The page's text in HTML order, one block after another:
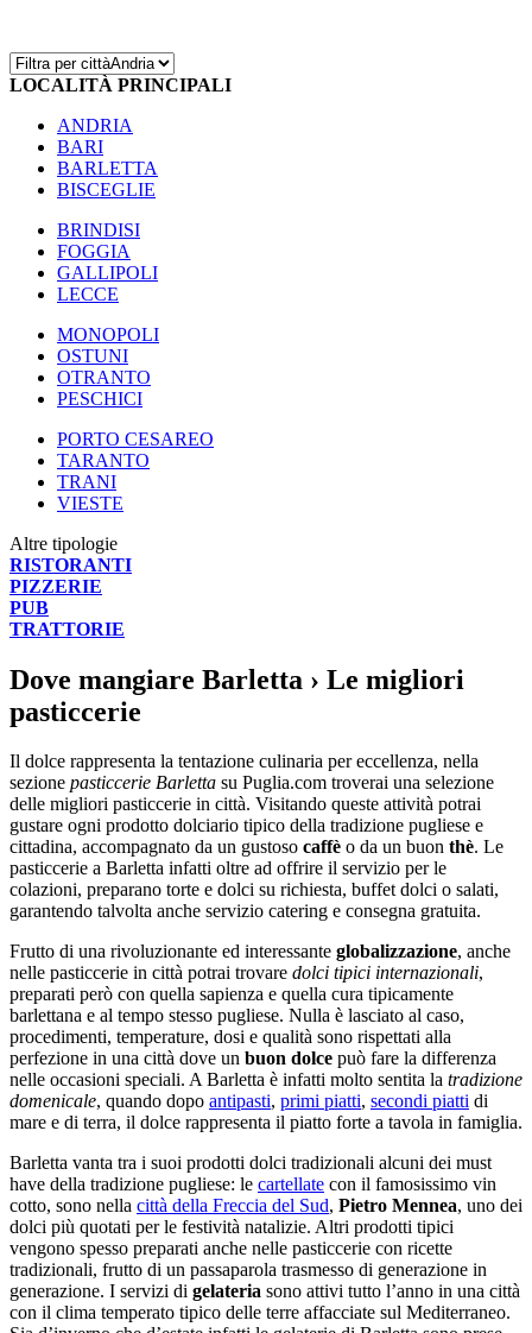
LOCALITÀ PRINCIPALI
ANDRIA
BARI
BARLETTA
BISCEGLIE
BRINDISI
FOGGIA
GALLIPOLI
LECCE
MONOPOLI
OSTUNI
OTRANTO
PESCHICI
PORTO CESAREO
TARANTO
TRANI
VIESTE
Altre tipologie
RISTORANTI
PIZZERIE
PUB
TRATTORIE
Dove mangiare Barletta › Le migliori
pasticcerie
Il dolce rappresenta la tentazione culinaria per eccellenza, nella
sezione pasticcerie Barletta su Puglia.com troverai una selezione
delle migliori pasticcerie in città. Visitando queste attività potrai
gustare ogni prodotto dolciario tipico della tradizione pugliese e
cittadina, accompagnato da un gustoso caffè o da un buon thè. Le
pasticcerie a Barletta infatti oltre ad offrire il servizio per le
colazioni, preparano torte e dolci su richiesta, buffet dolci o salati,
garantendo talvolta anche servizio catering e consegna gratuita.
Frutto di una rivoluzionante ed interessante globalizzazione, anche
nelle pasticcerie in città potrai trovare dolci tipici internazionali,
preparati però con quella sapienza e quella cura tipicamente
barlettana e al tempo stesso pugliese. Nulla è lasciato al caso,
procedimenti, temperature, dosi e qualità sono rispettati alla
perfezione in una città dove un buon dolce può fare la differenza
nelle occasioni speciali. A Barletta è infatti molto sentita la tradizione
domenicale, quando dopo antipasti, primi piatti, secondi piatti di
mare e di terra, il dolce rappresenta il piatto forte a tavola in famiglia.
Barletta vanta tra i suoi prodotti dolci tradizionali alcuni dei must
have della tradizione pugliese: le cartellate con il famosissimo vin
cotto, sono nella città della Freccia del Sud, Pietro Mennea, uno dei
dolci più quotati per le festività natalizie. Altri prodotti tipici
vengono spesso preparati anche nelle pasticcerie con ricette
tradizionali, frutto di un passaparola trasmesso di generazione in
generazione. I servizi di gelateria sono attivi tutto l’anno in una città
con il clima temperato tipico delle terre affacciate sul Mediterraneo.